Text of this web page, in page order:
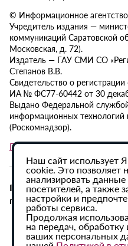
© Информационное агентство
Учредитель издания —
коммуникаций Саратовской
Московская, д. 72).
Издатель — ГАУ СМИ СО
Степанов В.В.
Свидетельство о
ИА № ФС77-60442 от 30
Выдано Федеральной
информационных
(Роскомнадзор).
Политика в отношении
При использовании
гиперссылка на ИА
Наш сайт использует
cookie. Это позволяет
анализировать
посетителей, а также
настройки и
работы сервиса.
Продолжая
на передач,
ваших персональных